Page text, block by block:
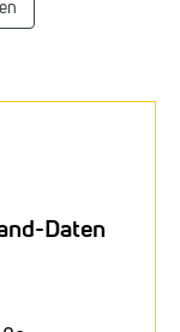
Daten